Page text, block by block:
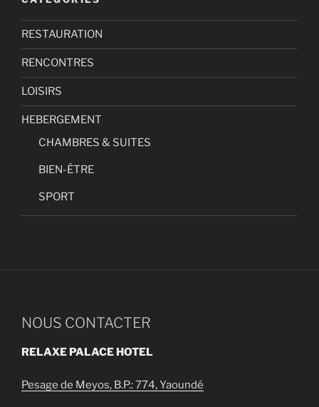
RESTAURATION
RENCONTRES
LOISIRS
HEBERGEMENT
CHAMBRES & SUITES
BIEN-ÊTRE
SPORT
NOUS CONTACTER
RELAXE PALACE HOTEL
Pesage de Meyos, B.P.: 774, Yaoundé